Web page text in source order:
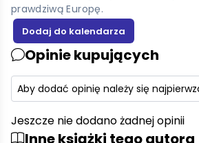
prawdziwą Europę.
Opinie kupujących
Aby dodać opinię należy się najpierw
Jeszcze nie dodano żadnej opinii
Inne książki tego autora